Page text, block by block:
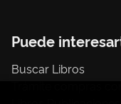
Puede
Buscar Libros